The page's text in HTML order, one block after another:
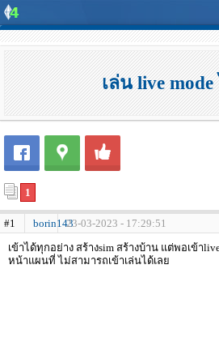
เล่น live
1
#1 borin14323-03-2023 - 17:29:51
เข้าได้ทุกอย่าง สร้างsim สร้างบ้าน แต่พอเข้า
หน้าแผนที่ ไม่สามารถเข้าเล่นได้เลย